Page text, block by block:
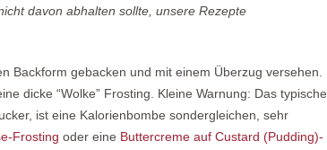
davon abhalten sollte, unsere Rezepte
Backform gebacken und mit einem Überzug versehen.
dicke “Wolke” Frosting. Kleine Warnung: Das typische
ist eine Kalorienbombe sondergleichen, sehr
Frosting oder eine Buttercreme auf Custard (Pudding)-